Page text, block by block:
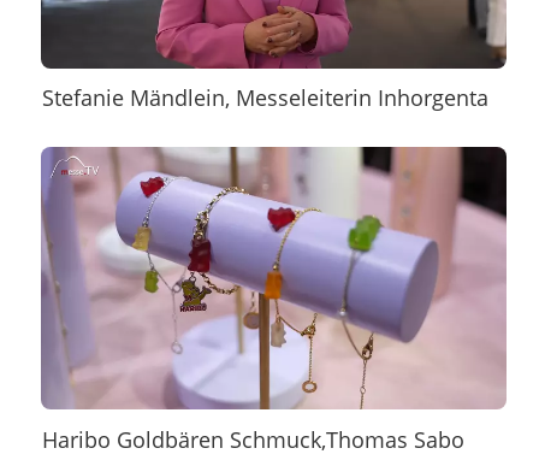
Stefanie Mändlein, Messeleiterin Inhorgenta
Haribo Goldbären Schmuck,Thomas Sabo